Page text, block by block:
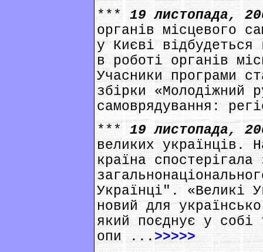
***19 листопада,
органів місцевого
у Києві відбудеться
в роботі органів
Учасники програми
збірки «Молодіжний
самоврядування:
***19 листопада,
великих українців.
країна спостерігала
Українці". «Великі
новий для
який поєднує у собі
опи ...>>>>>